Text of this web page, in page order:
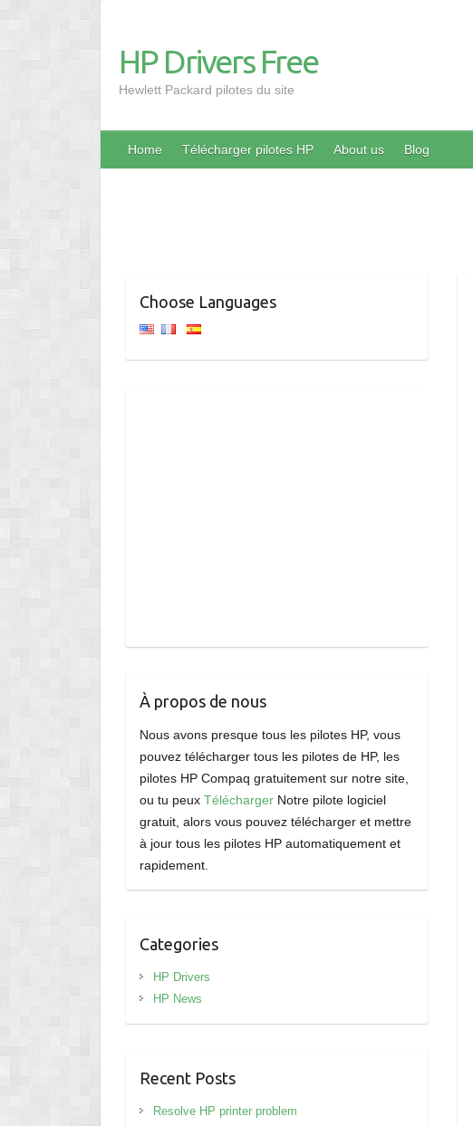
HP Drivers Free
Hewlett Packard pilotes du site
Home Télécharger pilotes HP About us Blog
Choose Languages
À propos de nous
Nous avons presque tous les pilotes HP, vous
pouvez télécharger tous les pilotes de HP, les
pilotes HP Compaq gratuitement sur notre site,
ou tu peuxTélécharger Notre pilote logiciel
gratuit, alors vous pouvez télécharger et mettre
à jour tous les pilotes HP automatiquement et
rapidement.
Categories
HP Drivers
HP News
Recent Posts
Resolve HP printer problem